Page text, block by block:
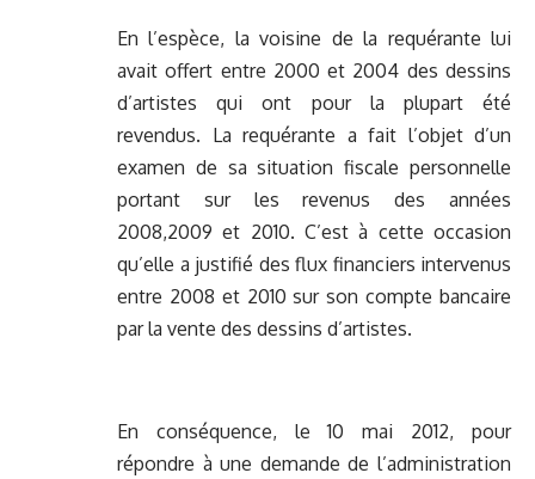
En l’espèce, la voisine de la requérante lui
avait offert entre 2000 et 2004 des dessins
d’artistes qui ont pour la plupart été
revendus. La requérante a fait l’objet d’un
examen de sa situation fiscale personnelle
portant sur les revenus des années
2008,2009 et 2010. C’est à cette occasion
qu’elle a justifié des flux financiers intervenus
entre 2008 et 2010 sur son compte bancaire
par la vente des dessins d’artistes.
En conséquence, le 10 mai 2012, pour
répondre à une demande de l’administration